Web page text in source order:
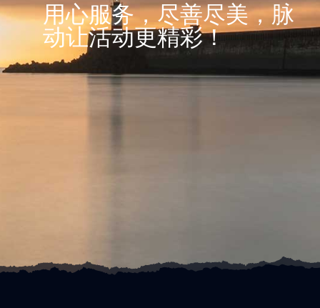
用心服务，尽善尽美，脉
动让活动更精彩！